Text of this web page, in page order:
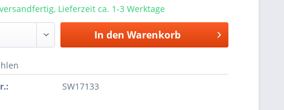
Lieferzeit ca. 1-3 Werktage
In den Warenkorb
SW17133